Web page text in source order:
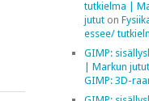
tutkielma |
jututon
essee/
GIMP:
| Markun jutut
GIMP: 3D-